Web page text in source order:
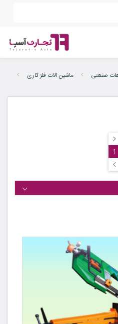
صنعتی
ماشین الات فلز کاری
1